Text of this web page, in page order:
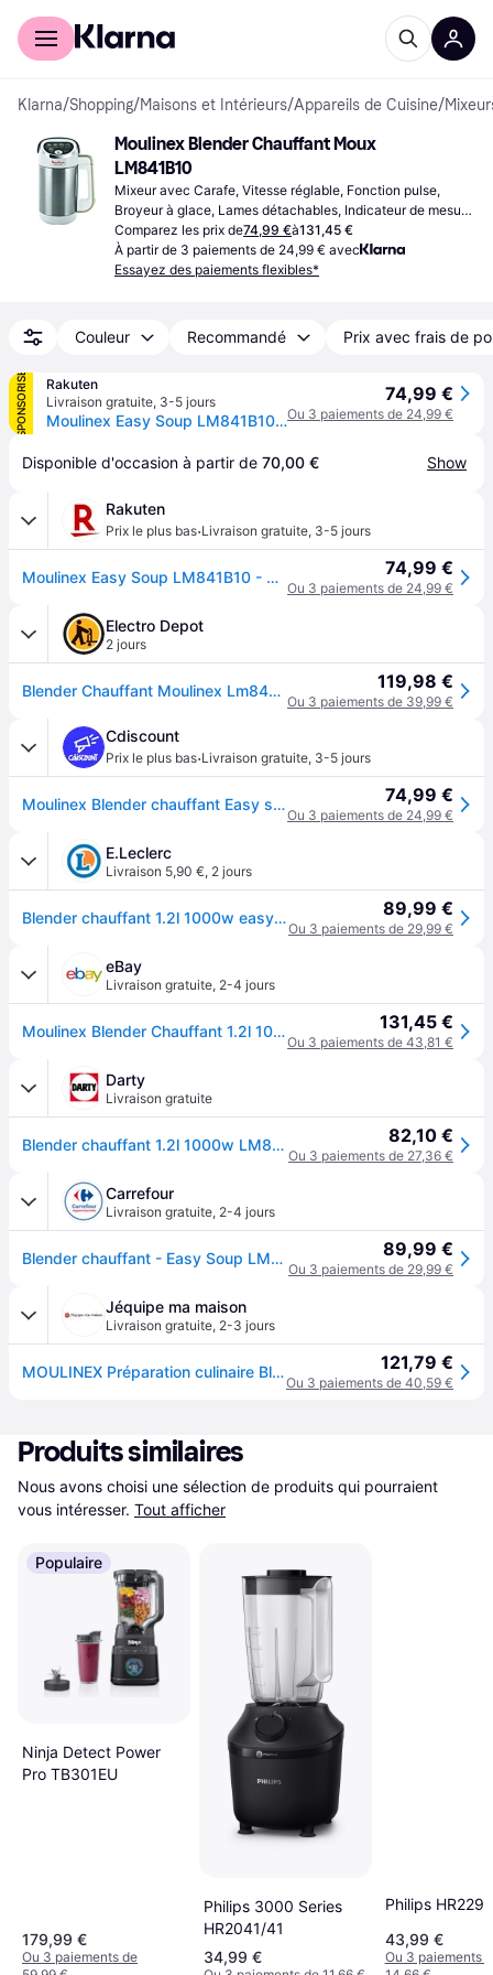
Acheter avec Klarna
Klarna/Shopping/Maisons et Intérieurs/Appareils de Cuisine/
Moulinex Blender Chauffant Moux
LM841B10
Mixeur avec Carafe, Vitesse réglable, Fonction pulse,
Broyeur à glace, Lames détachables, Indicateur de mesure
sur le pichet
Comparez les prix de74,99 €à131,45 €
À partir de 3 paiements de 24,99 € avec
Essayez des paiements flexibles*
Couleur Recommandé Prix avec frais de
SPONSORISÉ
Rakuten
Livraison gratuite, 3-5 jours
Moulinex Easy Soup LM841B10 - Soupière - 1,2 L - 1 kWatt - blanc/argent
74,99 €
Ou 3 paiements de 24,99 €
Disponible d'occasion à partir de 70,00 € Show
Rakuten
Prix le plus bas·Livraison gratuite, 3-5 jours
Moulinex Easy Soup LM841B10 - Soupière - 1,2 L - 1 kWatt - blanc/argent 74,99 €
Ou 3 paiements de 24,99 €
Electro Depot
2 jours
Blender Chauffant Moulinex Lm841b10 Easy Soup 119,98 €
Ou 3 paiements de 39,99 €
Cdiscount
Prix le plus bas·Livraison gratuite, 3-5 jours
Moulinex Blender chauffant Easy soup 1000W Capacité 1.2L 5 programmes automatiques maintien au chaud LM841B10 - Blanc 74,99 €
Ou 3 paiements de 24,99 €
E.Leclerc
Livraison 5,90 €, 2 jours
Blender chauffant 1.2l 1000w easy soup - LM841B10 - Moulinex - Blanc 89,99 €
Ou 3 paiements de 29,99 €
eBay
Livraison gratuite, 2-4 jours
Moulinex Blender Chauffant 1.2l 1000w Lm841b10 131,45 €
Ou 3 paiements de 43,81 €
Darty
Livraison gratuite
Blender chauffant 1.2l 1000w LM841B10 82,10 €
Ou 3 paiements de 27,36 €
Carrefour
Livraison gratuite, 2-4 jours
Blender chauffant - Easy Soup LM841B10 MOULINEX 89,99 €
Ou 3 paiements de 29,99 €
Jéquipe ma maison
Livraison gratuite, 2-3 jours
MOULINEX Préparation culinaire Blender - LM841B10 121,79 €
Ou 3 paiements de 40,59 €
Produits similaires
Nous avons choisi une sélection de produits qui pourraient
vous intéresser. Tout afficher
Populaire
Ninja Detect Power
Pro TB301EU
179,99 €
Ou 3 paiements de
Philips 3000 Series
HR2041/41
34,99 €
Philips
43,99 €
Ou 3 paiements